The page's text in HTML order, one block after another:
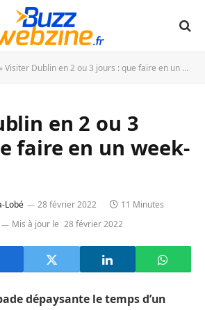
»Visiter Dublin en 2 ou 3 jours : que faire en un week-end ?
en 2 ou 3
faire en un week-
Lobé 28 février 2022
11 Minutes
Mis à jour le 28 février 2022
dépaysante le temps d’un